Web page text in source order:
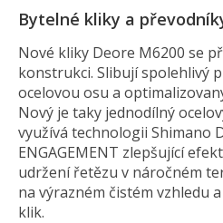
Bytelné kliky a
Nové kliky Deore M6200 se
konstrukci. Slibují spolehlivý
ocelovou osu a
Nový je taky jednodílný
využívá technologii Shimano
ENGAGEMENT zlepšující
udržení řetězu v náročném
na výrazném čistém vzhledu
klik.